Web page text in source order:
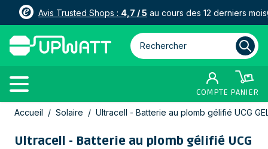
Avis Trusted Shops : 4,7 / 5 au cours des 12 derniers mois
Rechercher parmi plus de
COMPTE PANIER
Allez au contenu
Accueil / Solaire / Ultracell - Batterie au plomb gélifié UCG
Ultracell - Batterie au plomb gélifié UCG